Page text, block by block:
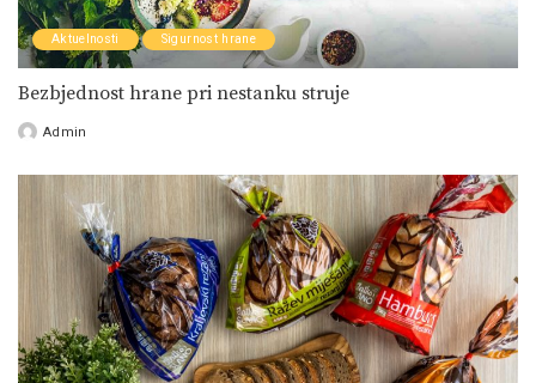
Aktuelnosti Sigurnost hrane
Bezbjednost hrane pri nestanku struje
PostedAdmin